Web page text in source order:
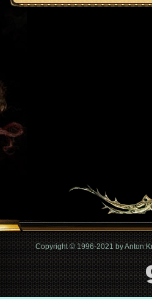
Copyright © 1996-2021 by Anton